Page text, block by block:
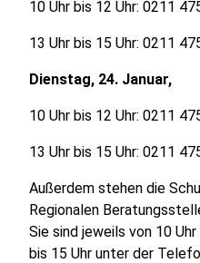
10 Uhr bis 12 Uhr: 0211
13 Uhr bis 15 Uhr: 0211
Dienstag, 24. Januar,
10 Uhr bis 12 Uhr: 0211
13 Uhr bis 15 Uhr: 0211
Außerdem stehen die
Regionalen
Sie sind jeweils von 10
bis 15 Uhr unter der